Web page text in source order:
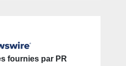
fournies par PR